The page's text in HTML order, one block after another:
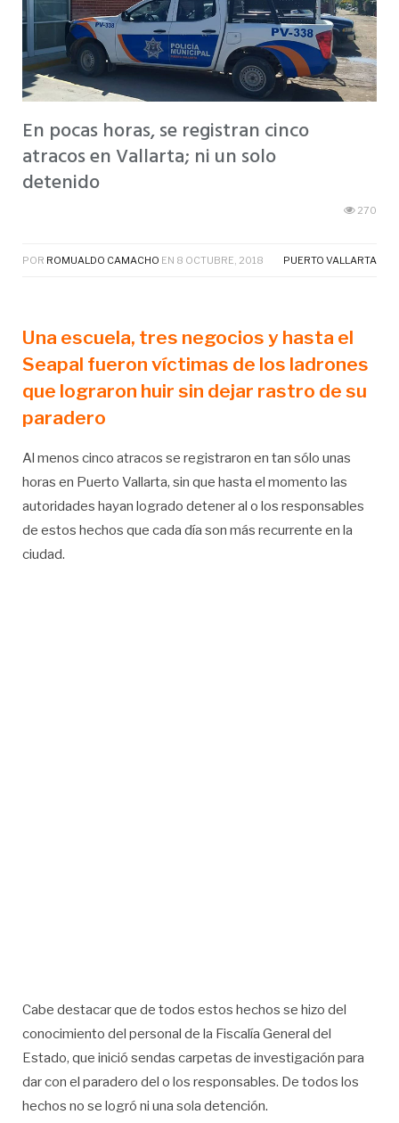
En pocas horas, se registran cinco
atracos en Vallarta; ni un solo
detenido
270
POR ROMUALDO CAMACHO EN 8 OCTUBRE, 2018 PUERTO VALLARTA
Una escuela, tres negocios y hasta el
Seapal fueron víctimas de los ladrones
que lograron huir sin dejar rastro de su
paradero
Al menos cinco atracos se registraron en tan sólo unas
horas en Puerto Vallarta, sin que hasta el momento las
autoridades hayan logrado detener al o los responsables
de estos hechos que cada día son más recurrente en la
ciudad.
Cabe destacar que de todos estos hechos se hizo del
conocimiento del personal de la Fiscalía General del
Estado, que inició sendas carpetas de investigación para
dar con el paradero del o los responsables. De todos los
hechos no se logró ni una sola detención.